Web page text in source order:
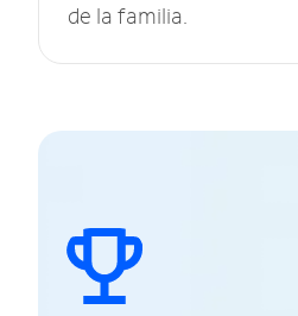
de la familia.